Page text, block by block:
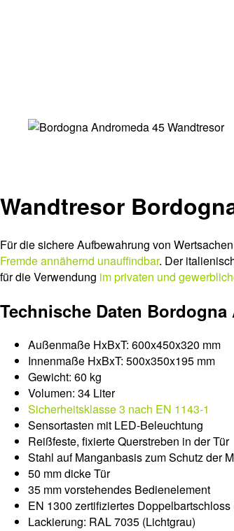
Wandtresor
Für die sichere Aufbewahrung von
Fremde annähernd unauffindbar. Der
für die Verwendung im privaten und
Technische Daten Bordogna
Außenmaße HxBxT: 600x450x320 mm
Innenmaße HxBxT: 500x350x195 mm
Gewicht: 60 kg
Volumen: 34 Liter
Sicherheitsklasse 3 nach EN 1143-1
Sensortasten mit LED-Beleuchtung
Reißfeste, fixierte Querstreben in der Tür
Stahl auf Manganbasis zum Schutz der
50 mm dicke Tür
35 mm vorstehendes Bedienelement
EN 1300 zertifiziertes Doppelbartschloss
Lackierung: RAL 7035 (Lichtgrau)